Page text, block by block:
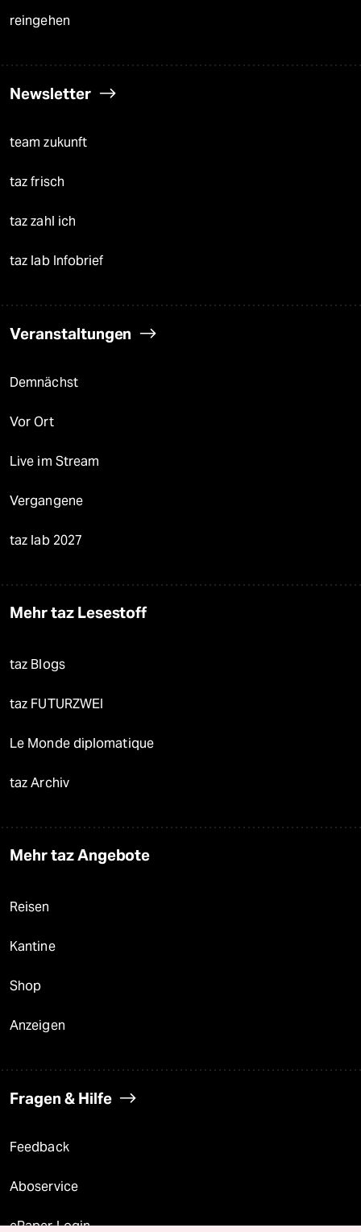
reingehen
Newsletter
team zukunft
taz frisch
taz zahl ich
taz lab Infobrief
Veranstaltungen
Demnächst
Vor Ort
Live im Stream
Vergangene
taz lab 2027
Mehr taz Lesestoff
taz Blogs
taz FUTURZWEI
Le Monde diplomatique
taz Archiv
Mehr taz Angebote
Reisen
Kantine
Shop
Anzeigen
Fragen & Hilfe
Feedback
Aboservice
ePaper Login